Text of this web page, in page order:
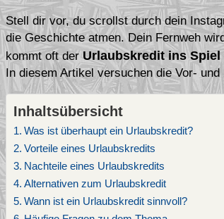
Stell dir vor, du scrollst durch dein
die Geschichte atmen. Dein Fernweh
kommt oft derUrlaubskredit ins Spiel
In diesem Artikel versuchen die Vor-
Inhaltsübersicht
Was ist überhaupt ein Urlaubskredit?
Vorteile eines Urlaubskredits
Nachteile eines Urlaubskredits
Alternativen zum Urlaubskredit
Wann ist ein Urlaubskredit sinnvoll?